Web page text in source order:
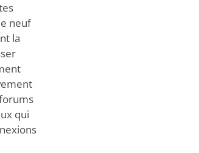
neuf
la
qui